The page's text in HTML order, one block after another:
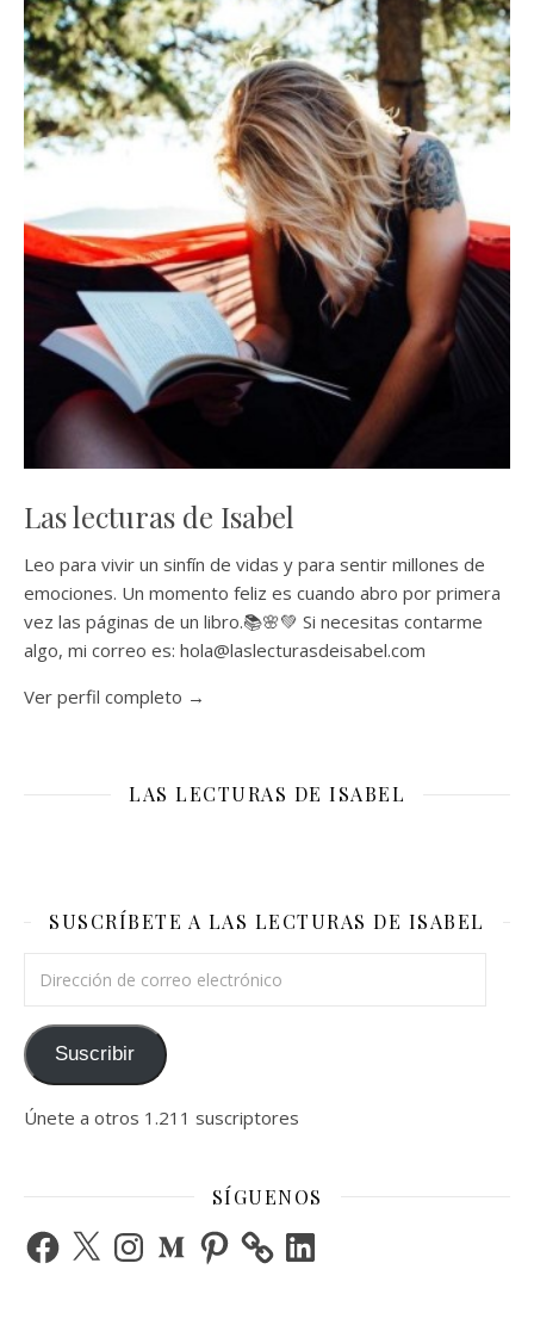
Las lecturas de Isabel
Leo para vivir un sinfín de vidas y para sentir millones de
emociones. Un momento feliz es cuando abro por primera
vez las páginas de un libro.📚🌸💚 Si necesitas contarme
algo, mi correo es: hola@laslecturasdeisabel.com
Ver perfil completo →
LAS LECTURAS DE ISABEL
SUSCRÍBETE A LAS LECTURAS DE ISABEL
Suscribir
Únete a otros 1.211 suscriptores
SÍGUENOS
Facebook
X InstagramMediumPinterest LinkedIn